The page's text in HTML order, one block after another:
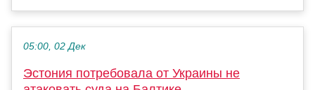
05:00, 02 Дек
Эстония потребовала от Украины не